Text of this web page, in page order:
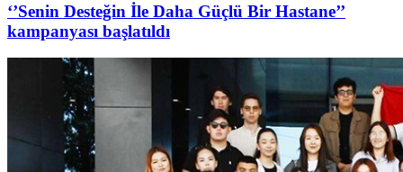
‘’Senin Desteğin İle Daha Güçlü Bir Hastane’’
kampanyası başlatıldı